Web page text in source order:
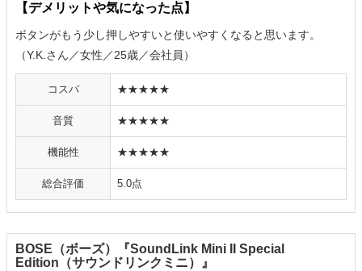
【デメリットや気になった点】
ボタンがもう少し押しやすいと使いやすくなると思います。
（Y.K.さん／女性／25歳／会社員）
コスパ ★★★★★
音質 ★★★★★
機能性 ★★★★★
総合評価 5.0点
BOSE（ボーズ）『SoundLink Mini II Special
Edition（サウンドリンクミニ）』